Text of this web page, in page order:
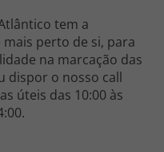
tem a
perto de si, para
na marcação das
dispor o nosso call
úteis das 10:00 às